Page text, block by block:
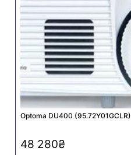
Optoma DU400 (95.72Y01GCLR)
48 280₴